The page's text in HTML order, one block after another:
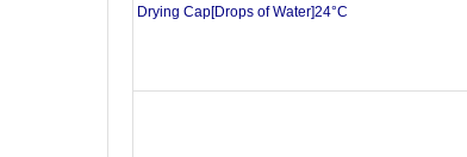
Drying Cap[Drops of Water]24°C